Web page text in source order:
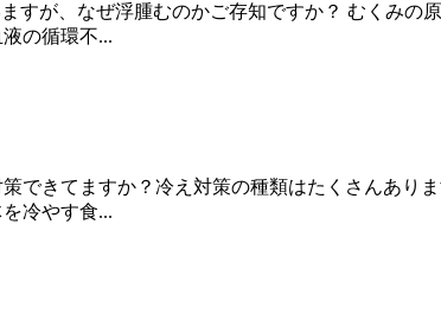
すが、なぜ浮腫むのかご存知ですか？ むくみ
の循環不...
できてますか？冷え対策の種類はたくさんあり
冷やす食...